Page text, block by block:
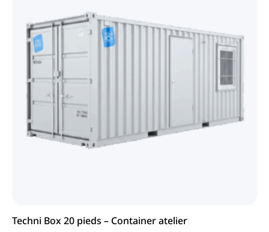
Techni Box 20 pieds – Container atelier